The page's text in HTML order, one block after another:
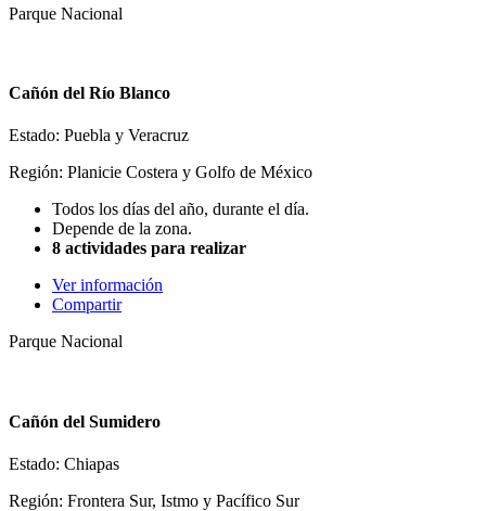
Parque Nacional
Cañón del Río Blanco
Estado: Puebla y Veracruz
Región: Planicie Costera y Golfo de México
Todos los días del año, durante el día.
Depende de la zona.
8 actividades para realizar
Ver información
Compartir
Parque Nacional
Cañón del Sumidero
Estado: Chiapas
Región: Frontera Sur, Istmo y Pacífico Sur